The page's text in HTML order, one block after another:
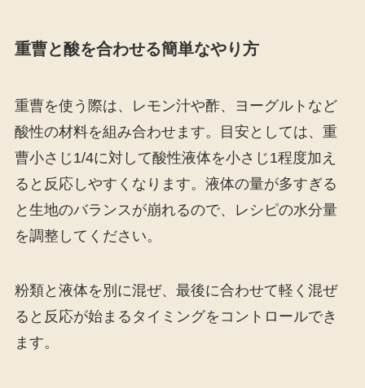
重曹と酸を合わせる簡単なやり方
重曹を使う際は、レモン汁や酢、ヨーグルトなど
酸性の材料を組み合わせます。目安としては、重
曹小さじ1/4に対して酸性液体を小さじ1程度加え
ると反応しやすくなります。液体の量が多すぎる
と生地のバランスが崩れるので、レシピの水分量
を調整してください。
粉類と液体を別に混ぜ、最後に合わせて軽く混ぜ
ると反応が始まるタイミングをコントロールでき
ます。